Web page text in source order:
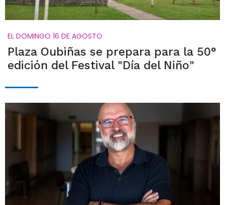
EL DOMINGO 16 DE AGOSTO
Plaza Oubiñas se prepara para la 50°
edición del Festival "Día del Niño"